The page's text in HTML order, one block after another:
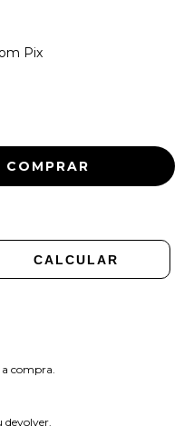
Pix
CALCULAR
compra.
devolver.